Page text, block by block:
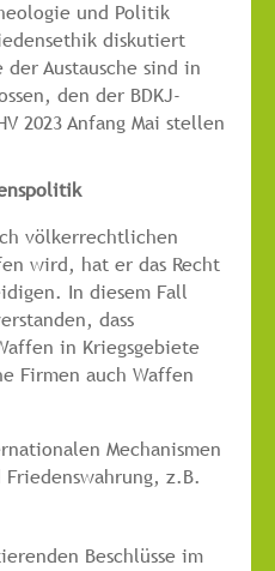
und Politik
diskutiert
der Austausche sind in
den der BDKJ-
2023 Anfang Mai stellen
völkerrechtlichen
wird, hat er das Recht
In diesem Fall
dass
in Kriegsgebiete
Firmen auch Waffen
Mechanismen
z.B.
Beschlüsse im